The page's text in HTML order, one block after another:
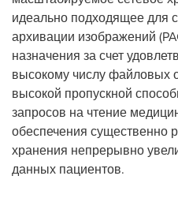
идеально подходящее для
архивации изображений
назначения за счет
высокому числу файловых
высокой пропускной
запросов на чтение
обеспечения существенно
хранения непрерывно
данных пациентов.